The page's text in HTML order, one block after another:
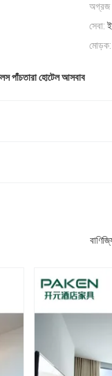
অগ্রজ
সেবা:
মোড়ক:
পাঁচতারা হোটেল আসবাব